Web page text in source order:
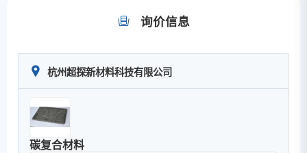
询价信息
杭州超探新材料科技有限公司
碳复合材料